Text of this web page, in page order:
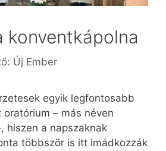
konventkápolna
Új Ember
egyik legfontosabb
– más néven
hiszen a napszaknak
többször is itt imádkozzák